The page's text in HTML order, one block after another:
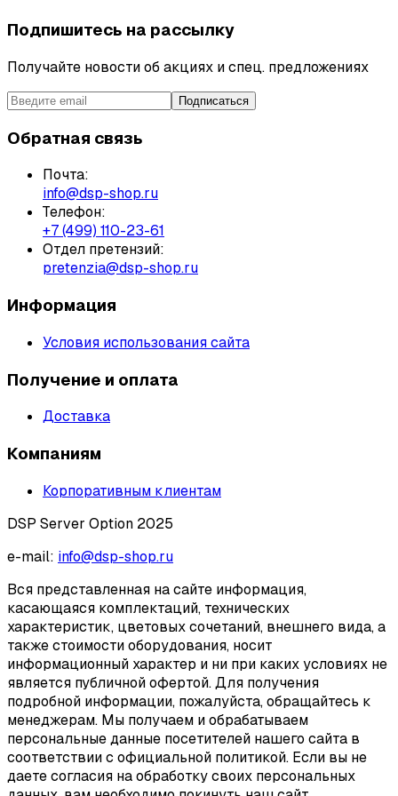
Подпишитесь на рассылку
Получайте новости об акциях и спец. предложениях
Подписаться
Обратная связь
Почта:
info@dsp-shop.ru
Телефон:
+7 (499) 110-23-61
Отдел претензий:
pretenzia@dsp-shop.ru
Информация
Условия использования сайта
Получение и оплата
Доставка
Компаниям
Корпоративным клиентам
DSP Server Option 2025
e-mail: info@dsp-shop.ru
Вся представленная на сайте информация,
касающаяся комплектаций, технических
характеристик, цветовых сочетаний, внешнего вида, а
также стоимости оборудования, носит
информационный характер и ни при каких условиях не
является публичной офертой. Для получения
подробной информации, пожалуйста, обращайтесь к
менеджерам. Мы получаем и обрабатываем
персональные данные посетителей нашего сайта в
соответствии с официальной политикой. Если вы не
даете согласия на обработку своих персональных